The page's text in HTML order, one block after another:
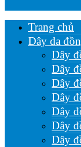
Trang chủ
Dây da
Dây
Dây
Dây
Dây
Dây
Dây
Dây